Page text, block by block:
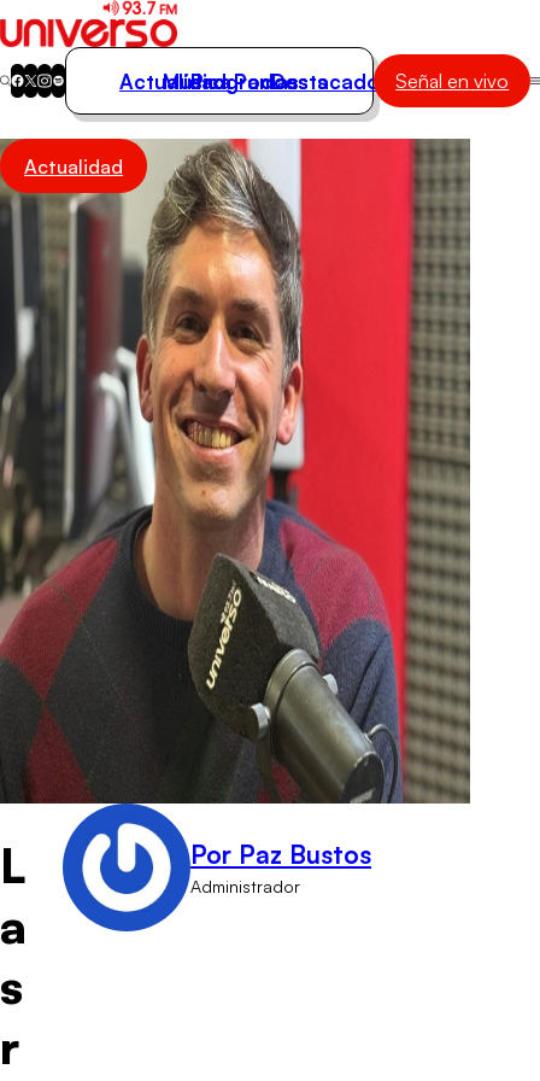
Actualidad
Música
Programas
Podcasts
Destacados
Actualidad
Música
Programas
Podcasts
Destacados Señal en vivo
Actualidad
L
a
s
r
Por Paz Bustos
Administrador